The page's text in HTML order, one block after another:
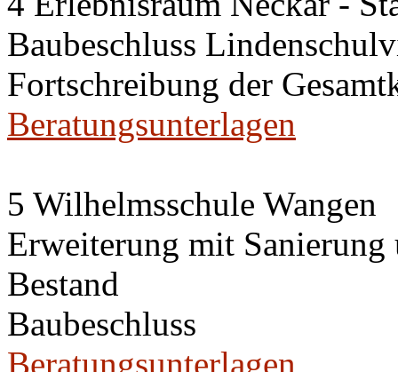
Baubeschluss
Fortschreibung der
Beratungsunterlagen
5 Wilhelmsschule Wangen
Erweiterung mit
Bestand
Baubeschluss
Beratungsunterlagen